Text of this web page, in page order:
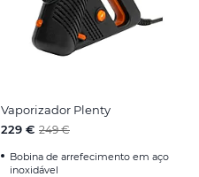
Vaporizador Plenty
229 € 249 €
Bobina de arrefecimento em aço
inoxidável